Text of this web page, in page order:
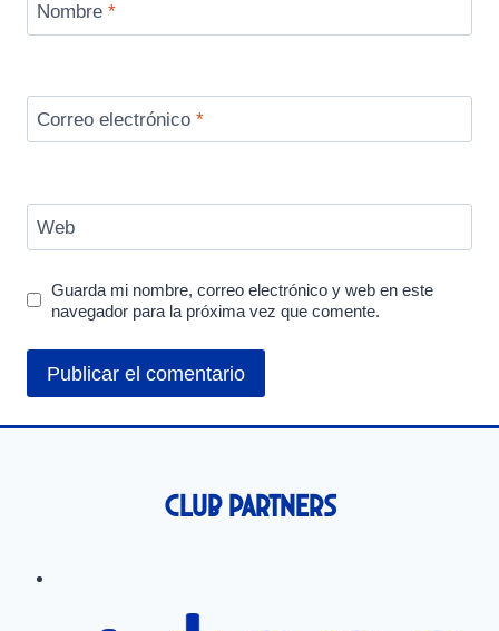
Nombre *
Correo electrónico *
Web
Guarda mi nombre, correo electrónico y web en este
navegador para la próxima vez que comente.
Club Partners